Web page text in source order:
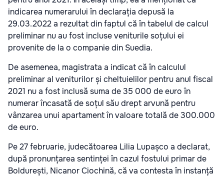
indicarea numerarului în declarația depusă la
29.03.2022 a rezultat din faptul că în tabelul de calcul
preliminar nu au fost incluse veniturile soțului ei
provenite de la o companie din Suedia.
De asemenea, magistrata a indicat că în calculul
preliminar al veniturilor și cheltuielilor pentru anul fiscal
2021 nu a fost inclusă suma de 35 000 de euro în
numerar încasată de soțul său drept arvună pentru
vânzarea unui apartament în valoare totală de 300.000
de euro.
Pe 27 februarie, judecătoarea Lilia Lupașco a declarat,
după pronunțarea sentinței în cazul fostului primar de
Boldurești, Nicanor Ciochină, că va contesta în instanță